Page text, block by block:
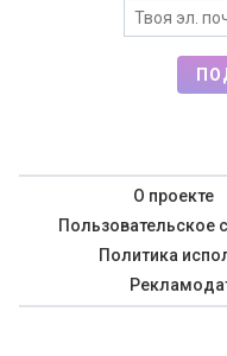
О проекте
Пользовательское
Политика